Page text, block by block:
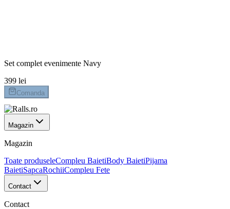
Set complet evenimente Navy
399 lei
Comanda
Magazin
Magazin
Toate produseleCompleu BaietiBody BaietiPijama
BaietiSapcaRochiiCompleu Fete
Contact
Contact